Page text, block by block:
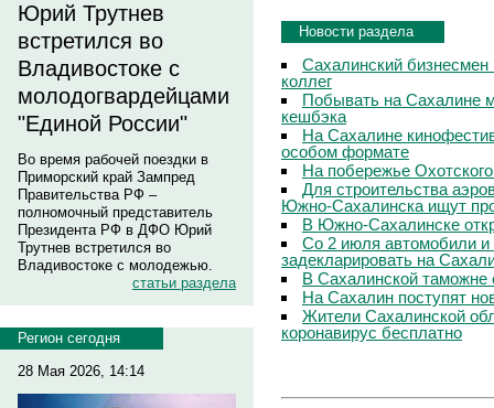
Юрий Трутнев
встретился во
Владивостоке с
молодогвардейцами
"Единой России"
Во время рабочей поездки в
Приморский край Зампред
Правительства РФ –
полномочный представитель
Президента РФ в ДФО Юрий
Трутнев встретился во
Владивостоке с молодежью.
статьи раздела
Регион сегодня
28 Мая 2026, 14:14
Новости раздела
Сахалинский бизнесмен
коллег
Побывать на Сахалине
кешбэка
На Сахалине
особом формате
На побережье
Для строительства
Южно-Сахалинска ищут
В Южно-Сахалинске
Со 2 июля автомобили
задекларировать на
В Сахалинской таможне
На Сахалин поступят
Жители Сахалинской
коронавирус бесплатно